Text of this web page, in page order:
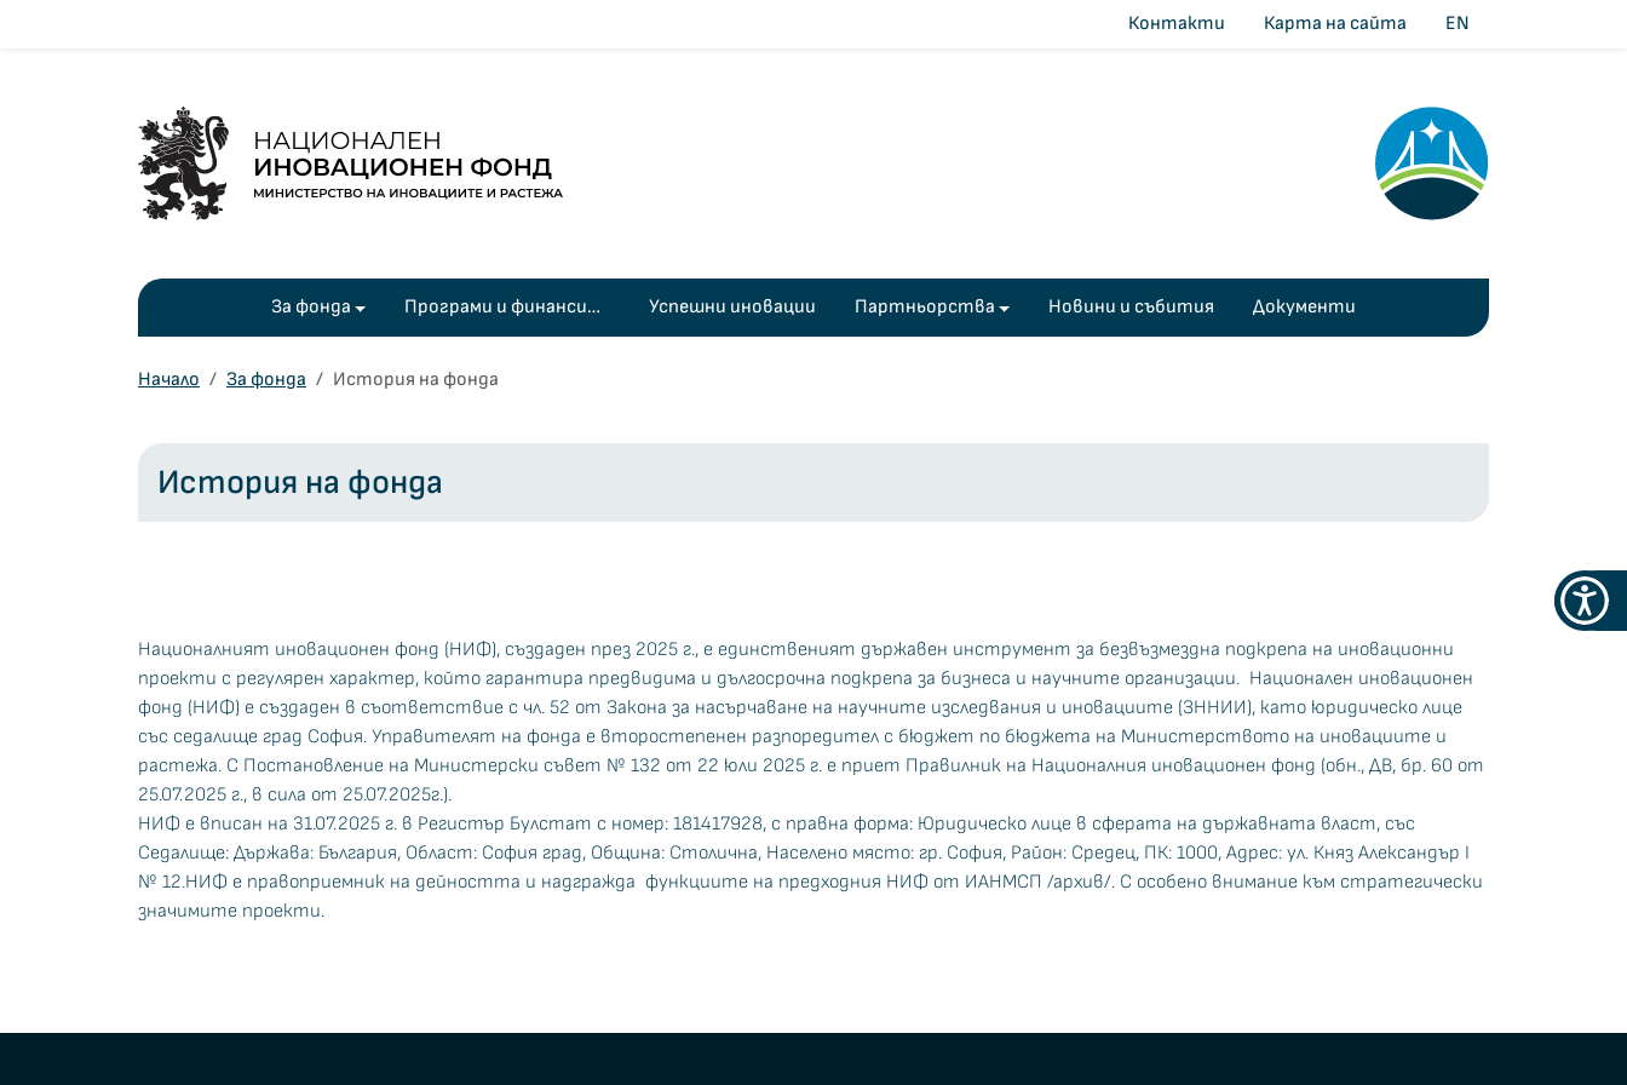
Меню
Контакти Карта на сайта EN
За фонда Програми и финансиране Успешни иновации Партньорства Новини и събития Документи
Начало За фонда История на фонда
История на фонда
Националният иновационен фонд (НИФ), създаден през 2025 г., е единственият държавен инструмент за безвъзмездна подкрепа на иновационни
проекти с регулярен характер, който гарантира предвидима и дългосрочна подкрепа за бизнеса и научните организации. Национален иновационен
фонд (НИФ) е създаден в съответствие с чл. 52 от Закона за насърчаване на научните изследвания и иновациите (ЗННИИ), като юридическо лице
със седалище град София. Управителят на фонда е второстепенен разпоредител с бюджет по бюджета на Министерството на иновациите и
растежа. С Постановление на Министерски съвет № 132 от 22 юли 2025 г. е приет Правилник на Националния иновационен фонд (обн., ДВ, бр. 60 от
25.07.2025 г., в сила от 25.07.2025г.).
НИФ е вписан на 31.07.2025 г. в Регистър Булстат с номер: 181417928, с правна форма: Юридическо лице в сферата на държавната власт, със
Седалище: Държава: България, Област: София град, Община: Столична, Населено място: гр. София, Район: Средец, ПК: 1000, Адрес: ул. Княз Александър I
№ 12.НИФ е правоприемник на дейността и надгражда функциите на предходния НИФ от ИАНМСП /архив/. С особено внимание към стратегически
значимите проекти.